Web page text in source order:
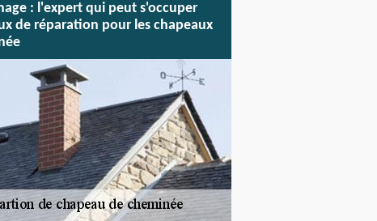
: l'expert qui peut s'occuper
de réparation pour les chapeaux